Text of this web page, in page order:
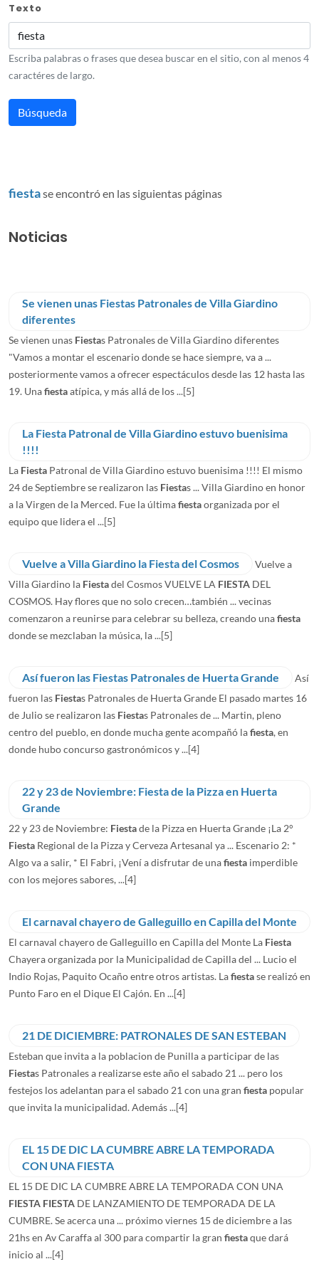
Texto
Escriba palabras o frases que desea buscar en el sitio, con al menos 4
caractéres de largo.
fiestase encontró en las siguientas páginas
Noticias
Se vienen unas Fiestas Patronales de Villa Giardino
diferentes
Se vienen unas Fiestas Patronales de Villa Giardino diferentes
"Vamos a montar el escenario donde se hace siempre, va a ...
posteriormente vamos a ofrecer espectáculos desde las 12 hasta las
19. Unafiestaatípica, y más allá de los ...[5]
La Fiesta Patronal de Villa Giardino estuvo buenisima
!!!!
La Fiesta Patronal de Villa Giardino estuvo buenisima !!!! El mismo
24 de Septiembre se realizaron las Fiestas ... Villa Giardino en honor
a la Virgen de la Merced. Fue la últimafiestaorganizada por el
equipo que lidera el ...[5]
Vuelve a Villa Giardino la Fiesta del Cosmos
Vuelve a
Villa Giardino la Fiestadel Cosmos VUELVE LA FIESTA DEL
COSMOS. Hay flores que no solo crecen…también ... vecinas
comenzaron a reunirse para celebrar su belleza, creando unafiesta
donde se mezclaban la música, la ...[5]
Así fueron las Fiestas Patronales de Huerta Grande
Así
fueron las Fiestas Patronales de Huerta Grande El pasado martes 16
de Julio se realizaron las Fiestas Patronales de ... Martin, pleno
centro del pueblo, en donde mucha gente acompañó lafiesta, en
donde hubo concurso gastronómicos y ...[4]
22 y 23 de Noviembre: Fiesta de la Pizza en Huerta
Grande
22 y 23 de Noviembre: Fiestade la Pizza en Huerta Grande ¡La 2°
Fiesta Regional de la Pizza y Cerveza Artesanal ya ... Escenario 2: *
Algo va a salir, * El Fabri, ¡Vení a disfrutar de unafiesta imperdible
con los mejores sabores, ...[4]
El carnaval chayero de Galleguillo en Capilla del Monte
El carnaval chayero de Galleguillo en Capilla del Monte La Fiesta
Chayera organizada por la Municipalidad de Capilla del ... Lucio el
Indio Rojas, Paquito Ocaño entre otros artistas. Lafiestase realizó en
Punto Faro en el Dique El Cajón. En ...[4]
21 DE DICIEMBRE: PATRONALES DE SAN ESTEBAN
Esteban que invita a la poblacion de Punilla a participar de las
Fiestas Patronales a realizarse este año el sabado 21 ... pero los
festejos los adelantan para el sabado 21 con una gran fiesta popular
que invita la municipalidad. Además ...[4]
EL 15 DE DIC LA CUMBRE ABRE LA TEMPORADA
CON UNA FIESTA
EL 15 DE DIC LA CUMBRE ABRE LA TEMPORADA CON UNA
FIESTA FIESTA DE LANZAMIENTO DE TEMPORADA DE LA
CUMBRE. Se acerca una ... próximo viernes 15 de diciembre a las
21hs en Av Caraffa al 300 para compartir la gran fiestaque dará
inicio al ...[4]